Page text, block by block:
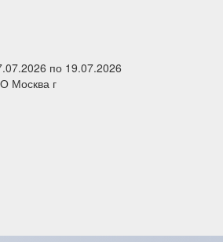
по 19.07.2026
Москва г